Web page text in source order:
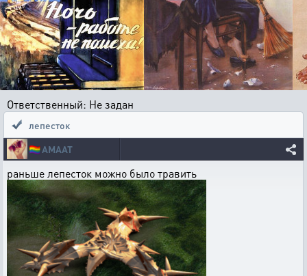
Ответственный: Не задан
лепесток
🏳️‍🌈AMAAT
раньше лепесток можно было травить